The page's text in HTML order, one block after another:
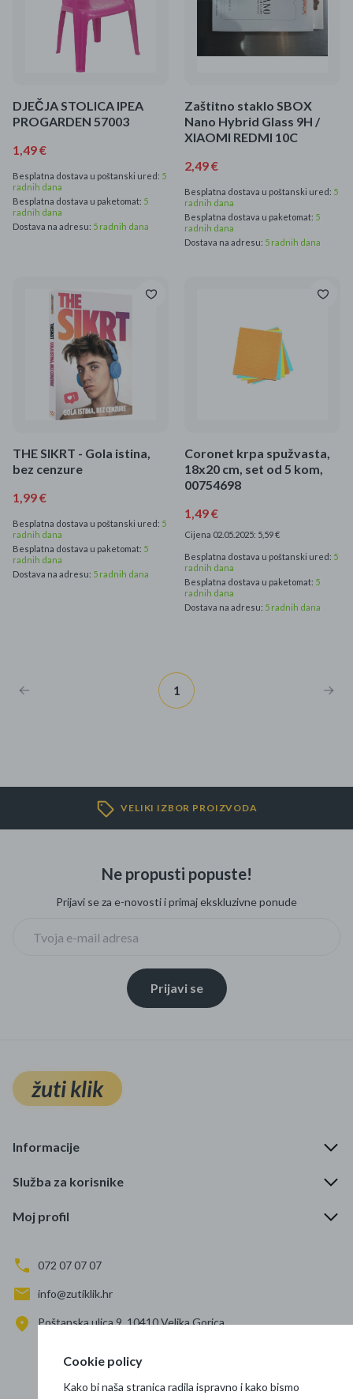
DJEČJA STOLICA IPEA
PROGARDEN 57003
1,49 €
Besplatna dostava u poštanski ured: 5
radnih dana
Besplatna dostava u paketomat: 5
radnih dana
Dostava na adresu: 5 radnih dana
Zaštitno staklo SBOX
Nano Hybrid Glass 9H /
XIAOMI REDMI 10C
2,49 €
Besplatna dostava u poštanski ured: 5
radnih dana
Besplatna dostava u paketomat: 5
radnih dana
Dostava na adresu: 5 radnih dana
THE SIKRT - Gola istina,
bez cenzure
1,99 €
Besplatna dostava u poštanski ured: 5
radnih dana
Besplatna dostava u paketomat: 5
radnih dana
Dostava na adresu: 5 radnih dana
Coronet krpa spužvasta,
18x20 cm, set od 5 kom,
00754698
1,49 €
Cijena 02.05.2025: 5,59 €
Besplatna dostava u poštanski ured: 5
radnih dana
Besplatna dostava u paketomat: 5
radnih dana
Dostava na adresu: 5 radnih dana
1
VELIKI IZBOR PROIZVODA
Ne propusti popuste!
Prijavi se za e-novosti i primaj ekskluzivne ponude
Prijavi se
žuti klik
Informacije
Služba za korisnike
Moj profil
072 07 07 07
info@zutiklik.hr
Poštanska ulica 9, 10410 Velika Gorica
Prati nas
Cookie policy
Kako bi naša stranica radila ispravno i kako bismo